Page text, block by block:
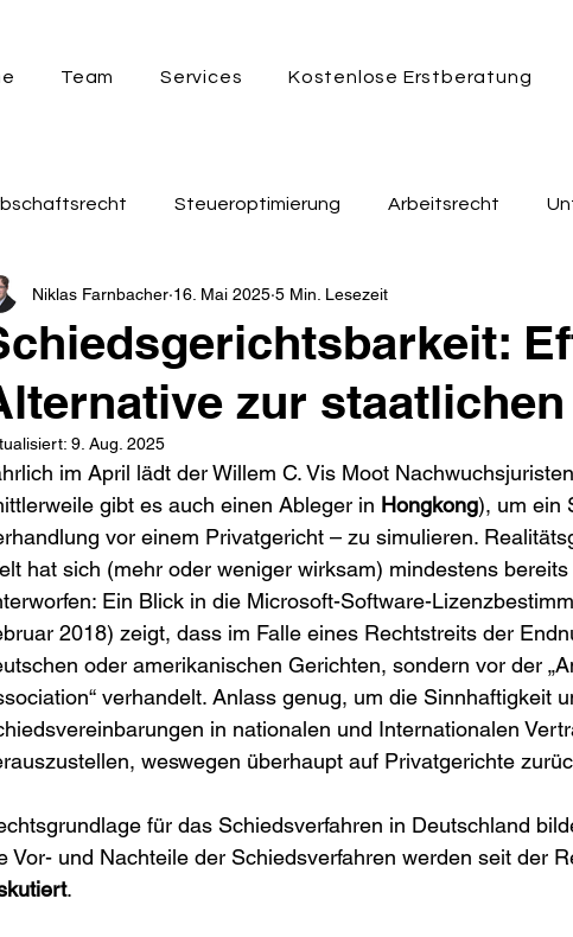
Team Services Kostenlose Erstberatung
Steueroptimierung Arbeitsrecht
Verwaltungsrecht Insolvenzrecht
Sozialversicherungsrecht Zivilrecht
zur
Niklas Farnbacher 16. Mai 2025 5 Min. Lesezeit
9. Aug. 2025
im April lädt der Willem C. Vis Moot
gibt es auch einen Ableger in Hongkong), um ein
vor einem Privatgericht – zu simulieren.
hat sich (mehr oder weniger wirksam) mindestens
Ein Blick in die Microsoft-Software-
2018) zeigt, dass im Falle eines Rechtstreits der
oder amerikanischen Gerichten, sondern vor der
verhandelt. Anlass genug, um die Sinnhaftigkeit
in nationalen und Internationalen
weswegen überhaupt auf Privatgerichte
für das Schiedsverfahren in Deutschland
Vor- und Nachteile der Schiedsverfahren werden seit der
.